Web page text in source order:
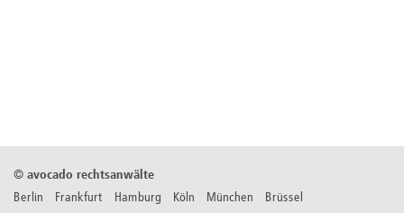
© avocado rechtsanwälte
Berlin Frankfurt Hamburg Köln München Brüssel